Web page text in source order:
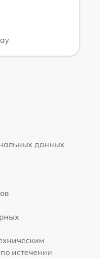
данных
истечении